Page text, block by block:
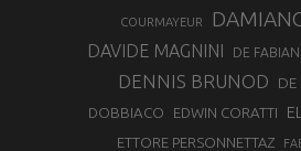
COURMAYEUR
DAVIDE MAGNINI DE FABIANI
DENNIS BRUNOD DE
DOBBIACO EDWIN CORATTI
ETTORE PERSONNETTAZ